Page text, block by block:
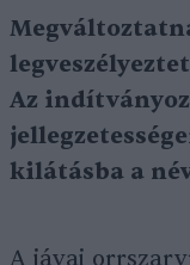
Az
kilátásba a
A jávai